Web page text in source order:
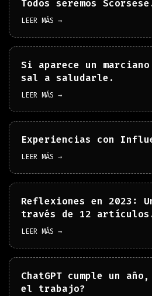
Todos seremos
LEER MÁS →
Si aparece un
sal a saludarle.
LEER MÁS →
Experiencias con
LEER MÁS →
Reflexiones en 2023:
través de 12
LEER MÁS →
ChatGPT cumple un
el trabajo?